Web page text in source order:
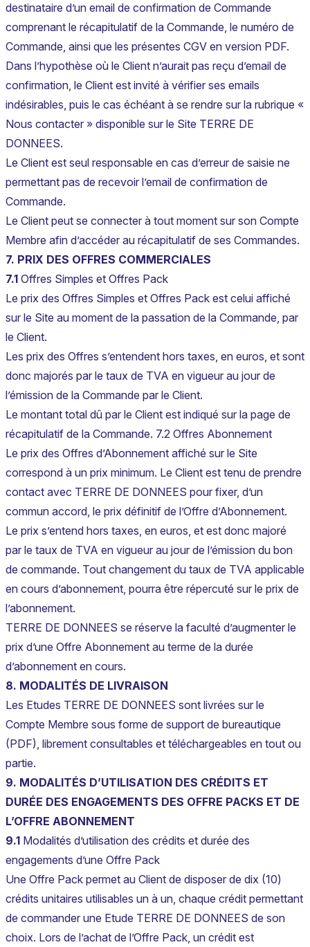
destinataire d’un email de confirmation de Commande
comprenant le récapitulatif de la Commande, le numéro de
Commande, ainsi que les présentes CGV en version PDF.
Dans l’hypothèse où le Client n’aurait pas reçu d’email de
confirmation, le Client est invité à vérifier ses emails
indésirables, puis le cas échéant à se rendre sur la rubrique «
Nous contacter » disponible sur le Site TERRE DE
DONNEES.
Le Client est seul responsable en cas d’erreur de saisie ne
permettant pas de recevoir l’email de confirmation de
Commande.
Le Client peut se connecter à tout moment sur son Compte
Membre afin d’accéder au récapitulatif de ses Commandes.
7. PRIX DES OFFRES COMMERCIALES
7.1 Offres Simples et Offres Pack
Le prix des Offres Simples et Offres Pack est celui affiché
sur le Site au moment de la passation de la Commande, par
le Client.
Les prix des Offres s’entendent hors taxes, en euros, et sont
donc majorés par le taux de TVA en vigueur au jour de
l’émission de la Commande par le Client.
Le montant total dû par le Client est indiqué sur la page de
récapitulatif de la Commande. 7.2 Offres Abonnement
Le prix des Offres d’Abonnement affiché sur le Site
correspond à un prix minimum. Le Client est tenu de prendre
contact avec TERRE DE DONNEES pour fixer, d’un
commun accord, le prix définitif de l’Offre d’Abonnement.
Le prix s’entend hors taxes, en euros, et est donc majoré
par le taux de TVA en vigueur au jour de l’émission du bon
de commande. Tout changement du taux de TVA applicable
en cours d’abonnement, pourra être répercuté sur le prix de
l’abonnement.
TERRE DE DONNEES se réserve la faculté d’augmenter le
prix d’une Offre Abonnement au terme de la durée
d’abonnement en cours.
8. MODALITÉS DE LIVRAISON
Les Etudes TERRE DE DONNEES sont livrées sur le
Compte Membre sous forme de support de bureautique
(PDF), librement consultables et téléchargeables en tout ou
partie.
9. MODALITÉS D’UTILISATION DES CRÉDITS ET
DURÉE DES ENGAGEMENTS DES OFFRE PACKS ET DE
L’OFFRE ABONNEMENT
9.1 Modalités d’utilisation des crédits et durée des
engagements d’une Offre Pack
Une Offre Pack permet au Client de disposer de dix (10)
crédits unitaires utilisables un à un, chaque crédit permettant
de commander une Etude TERRE DE DONNEES de son
choix. Lors de l’achat de l’Offre Pack, un crédit est